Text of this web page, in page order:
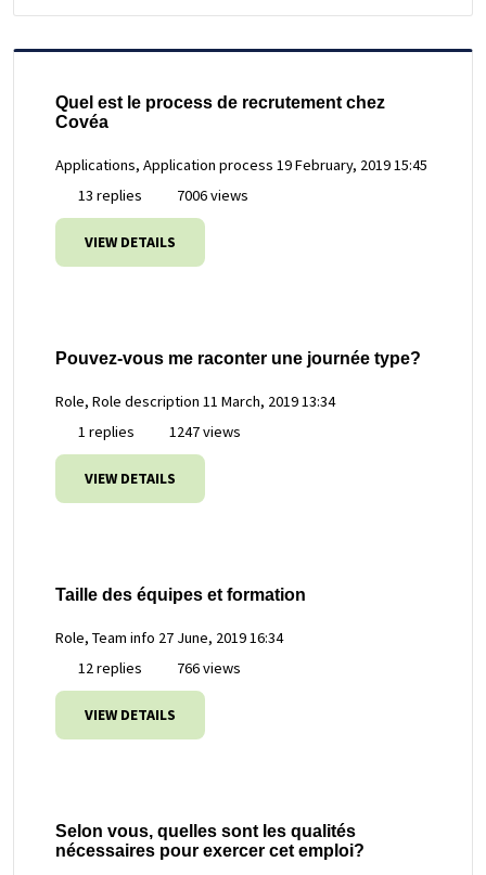
Quel est le process de recrutement chez
Covéa
Applications, Application process 19 February, 2019 15:45
13 replies
7006 views
VIEW DETAILS
Pouvez-vous me raconter une journée type?
Role, Role description 11 March, 2019 13:34
1 replies
1247 views
VIEW DETAILS
Taille des équipes et formation
Role, Team info 27 June, 2019 16:34
12 replies
766 views
VIEW DETAILS
Selon vous, quelles sont les qualités
nécessaires pour exercer cet emploi?